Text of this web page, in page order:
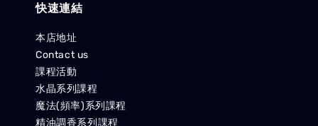
快速連結
本店地址
Contact us
課程活動
水晶系列課程
魔法(頻率)系列課程
精油調香系列課程